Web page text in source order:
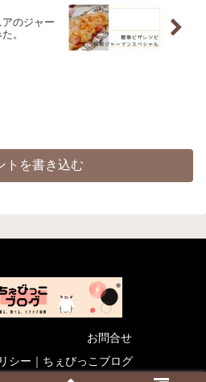
アのジャー
。
トを書き込む
お問合せ
シー｜ちぇびっこブログ